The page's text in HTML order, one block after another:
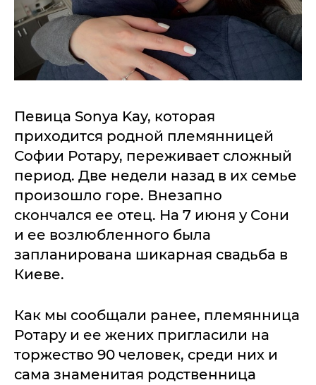
Певица Sonya Kay, которая
приходится родной племянницей
Софии Ротару, переживает сложный
период. Две недели назад в их семье
произошло горе. Внезапно
скончался ее отец. На 7 июня у Сони
и ее возлюбленного была
запланирована шикарная свадьба в
Киеве.
Как мы сообщали ранее, племянница
Ротару и ее жених пригласили на
торжество 90 человек, среди них и
сама знаменитая родственница